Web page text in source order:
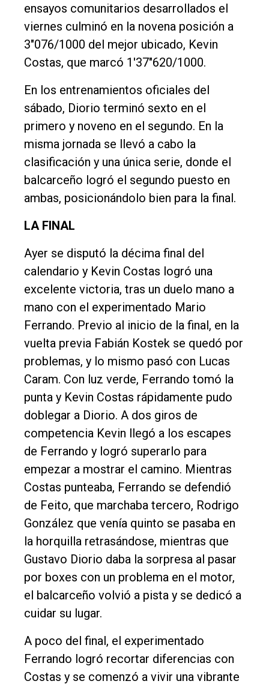
Edición
Empresa
Nosotros
ensayos comunitarios desarrollados el
viernes culminó en la novena posición a
3"076/1000 del mejor ubicado, Kevin
Costas, que marcó 1'37"620/1000.
En los entrenamientos oficiales del
sábado, Diorio terminó sexto en el
primero y noveno en el segundo. En la
misma jornada se llevó a cabo la
clasificación y una única serie, donde el
balcarceño logró el segundo puesto en
ambas, posicionándolo bien para la final.
LA FINAL
Ayer se disputó la décima final del
calendario y Kevin Costas logró una
excelente victoria, tras un duelo mano a
mano con el experimentado Mario
Ferrando. Previo al inicio de la final, en la
vuelta previa Fabián Kostek se quedó por
problemas, y lo mismo pasó con Lucas
Caram. Con luz verde, Ferrando tomó la
punta y Kevin Costas rápidamente pudo
doblegar a Diorio. A dos giros de
competencia Kevin llegó a los escapes
de Ferrando y logró superarlo para
empezar a mostrar el camino. Mientras
Costas punteaba, Ferrando se defendió
de Feito, que marchaba tercero, Rodrigo
González que venía quinto se pasaba en
la horquilla retrasándose, mientras que
Gustavo Diorio daba la sorpresa al pasar
por boxes con un problema en el motor,
el balcarceño volvió a pista y se dedicó a
cuidar su lugar.
A poco del final, el experimentado
Ferrando logró recortar diferencias con
Costas y se comenzó a vivir una vibrante